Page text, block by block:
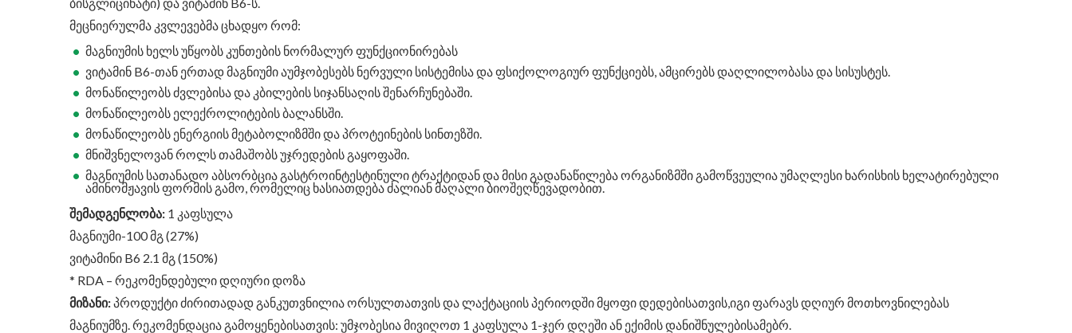
მეცნიერულმა კვლევებმა ცხადყო რომ:
მაგნიუმის ხელს უწყობს კუნთების ნორმალურ ფუნქციონირებას
ვიტამინ B6-თან ერთად მაგნიუმი აუმჯობესებს ნერვული სისტემისა და ფსიქოლოგიურ ფუნქციებს, ამცირებს დაღლილობასა და სისუსტეს.
მონაწილეობს ძვლებისა და კბილების სიჯანსაღის შენარჩუნებაში.
მონაწილეობს ელექროლიტების ბალანსში.
მონაწილეობს ენერგიის მეტაბოლიზმში და პროტეინების სინთეზში.
მნიშვნელოვან როლს თამაშობს უჯრედების გაყოფაში.
მაგნიუმის სათანადო აბსორბცია გასტროინტესტინული ტრაქტიდან და მისი გადანაწილება ორგანიზმში გამოწვეულია უმაღლესი ხარისხის ხელატირებული
ამინომჟავის ფორმის გამო, რომელიც ხასიათდება ძალიან მაღალი ბიოშეღწევადობით.
შემადგენლობა: 1 კაფსულა
მაგნიუმი-100 მგ (27%)
ვიტამინი B6 2.1 მგ (150%)
* RDA – რეკომენდებული დღიური დოზა
მიზანი:პროდუქტი ძირითადად განკუთვნილია ორსულთათვის და ლაქტაციის პერიოდში მყოფი დედებისათვის,იგი ფარავს დღიურ მოთხოვნილებას
მაგნიუმზე. რეკომენდაცია გამოყენებისათვის: უმჯობესია მივიღოთ 1 კაფსულა 1-ჯერ დღეში ან ექიმის დანიშნულებისამებრ.